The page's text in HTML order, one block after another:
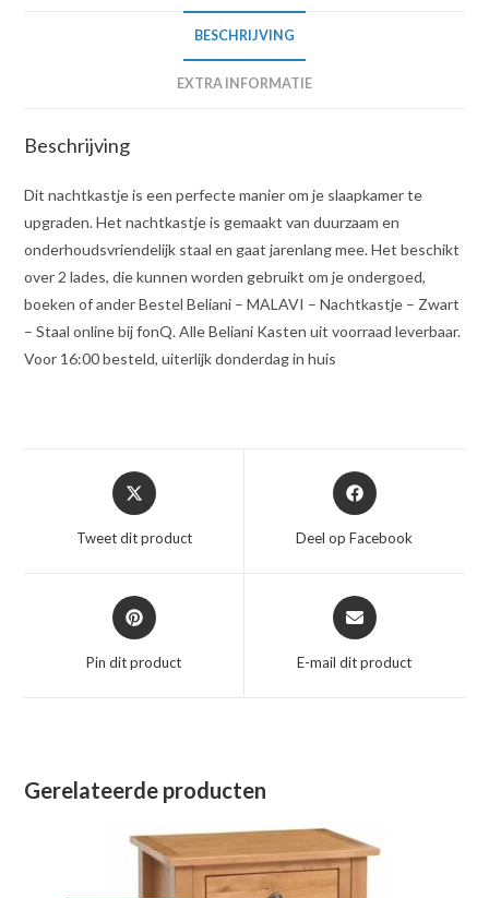
BESCHRIJVING
EXTRA INFORMATIE
Beschrijving
Dit nachtkastje is een perfecte manier om je slaapkamer te
upgraden. Het nachtkastje is gemaakt van duurzaam en
onderhoudsvriendelijk staal en gaat jarenlang mee. Het beschikt
over 2 lades, die kunnen worden gebruikt om je ondergoed,
boeken of ander Bestel Beliani – MALAVI – Nachtkastje – Zwart
– Staal online bij fonQ. Alle Beliani Kasten uit voorraad leverbaar.
Voor 16:00 besteld, uiterlijk donderdag in huis
Opent
in
nieuw
Tweet dit product
Opent
in
nieuw
Deel op Facebook
Opent
in
nieuw
Pin dit product
Opent
in
nieuw
E-mail dit product
Gerelateerde producten